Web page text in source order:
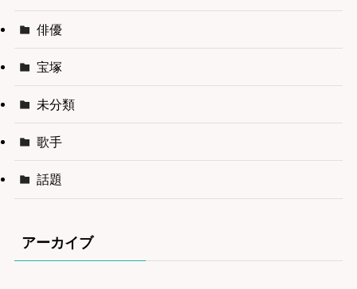
俳優
宝塚
未分類
歌手
話題
アーカイブ